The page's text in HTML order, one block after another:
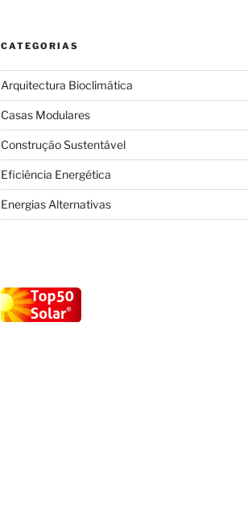
CATEGORIAS
Arquitectura Bioclimática
Casas Modulares
Construção Sustentável
Eficiência Energética
Energias Alternativas